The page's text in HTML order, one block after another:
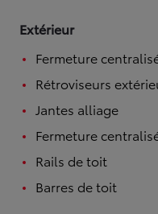
Extérieur
Fermeture
Rétroviseurs
Jantes alliage
Fermeture
Rails de toit
Barres de toit